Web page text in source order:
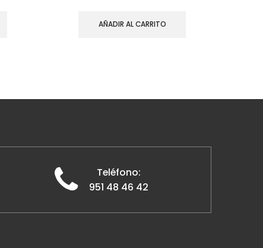
AÑADIR AL CARRITO
Teléfono:
951 48 46 42